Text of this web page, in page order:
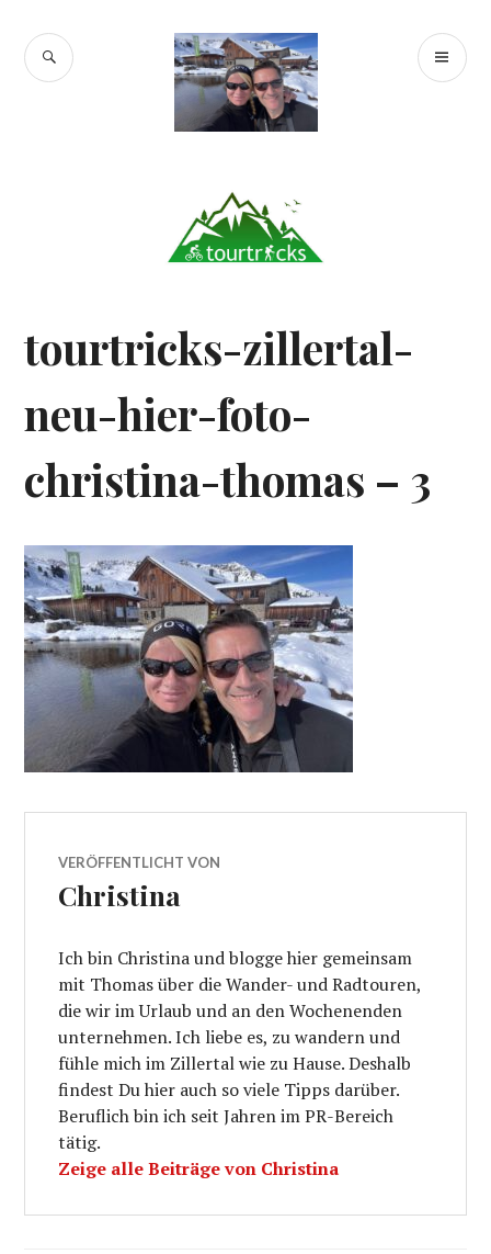
Inhalt
springen
Tourtricks.de
SUCHE
tourtricks-zillertal-
neu-hier-foto-
christina-thomas – 3
VERÖFFENTLICHT VON
Christina
Ich bin Christina und blogge hier gemeinsam
mit Thomas über die Wander- und Radtouren,
die wir im Urlaub und an den Wochenenden
unternehmen. Ich liebe es, zu wandern und
fühle mich im Zillertal wie zu Hause. Deshalb
findest Du hier auch so viele Tipps darüber.
Beruflich bin ich seit Jahren im PR-Bereich
tätig.
Zeige alle Beiträge von Christina